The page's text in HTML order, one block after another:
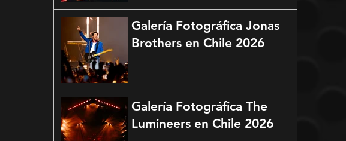
Galería Fotográfica Jonas
Brothers en Chile 2026
Galería Fotográfica The
Lumineers en Chile 2026